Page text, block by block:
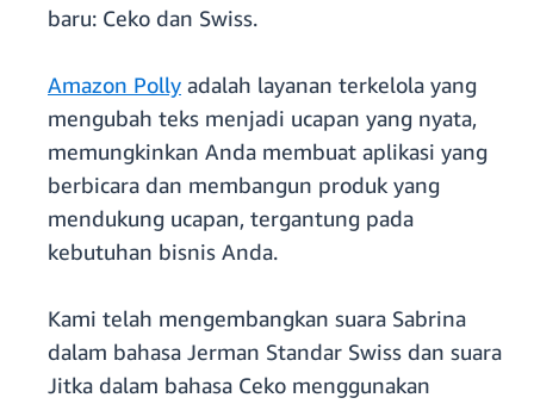
baru: Ceko dan Swiss.
Amazon Polly adalah layanan terkelola yang
mengubah teks menjadi ucapan yang nyata,
memungkinkan Anda membuat aplikasi yang
berbicara dan membangun produk yang
mendukung ucapan, tergantung pada
kebutuhan bisnis Anda.
Kami telah mengembangkan suara Sabrina
dalam bahasa Jerman Standar Swiss dan suara
Jitka dalam bahasa Ceko menggunakan